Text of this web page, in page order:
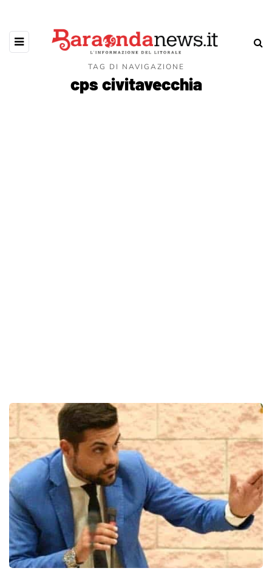
TAG DI NAVIGAZIONE
cps civitavecchia